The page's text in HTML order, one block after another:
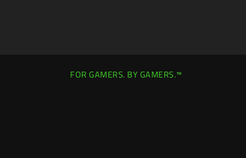
FOR GAMERS. BY GAMERS.™